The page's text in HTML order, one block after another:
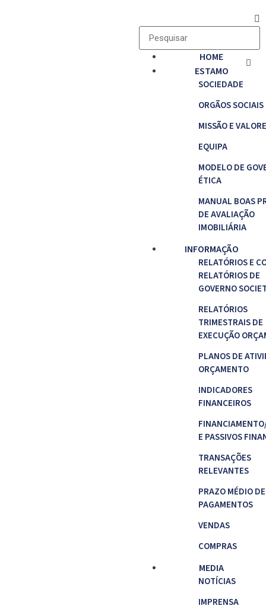
HOME
ESTAMO
SOCIEDADE
ORGÃOS SOCIAIS
MISSÃO E
EQUIPA
MODELO DE
ÉTICA
MANUAL BOAS
DE AVALIAÇÃO
IMOBILIÁRIA
INFORMAÇÃO
RELATÓRIOS E
RELATÓRIOS DE
GOVERNO
RELATÓRIOS
TRIMESTRAIS DE
EXECUÇÃO
PLANOS DE
ORÇAMENTO
INDICADORES
FINANCEIROS
E PASSIVOS
TRANSAÇÕES
RELEVANTES
PRAZO MÉDIO DE
PAGAMENTOS
VENDAS
COMPRAS
MEDIA
NOTÍCIAS
IMPRENSA